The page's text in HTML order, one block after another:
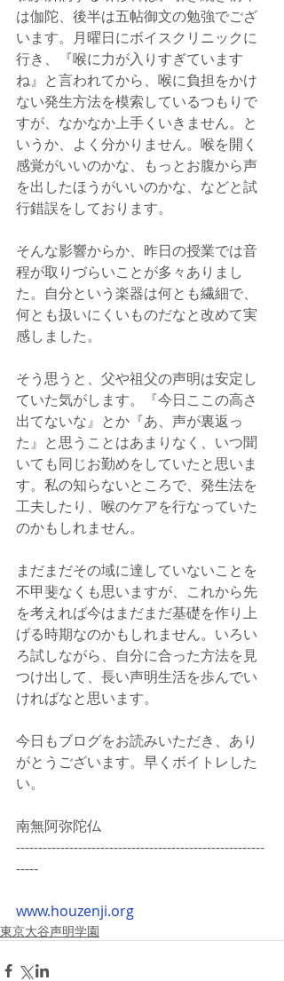
は伽陀、後半は五帖御文の勉強でござ
います。月曜日にボイスクリニックに
行き、『喉に力が入りすぎています
ね』と言われてから、喉に負担をかけ
ない発生方法を模索しているつもりで
すが、なかなか上手くいきません。と
いうか、よく分かりません。喉を開く
感覚がいいのかな、もっとお腹から声
を出したほうがいいのかな、などと試
行錯誤をしております。
そんな影響からか、昨日の授業では音
程が取りづらいことが多々ありまし
た。自分という楽器は何とも繊細で、
何とも扱いにくいものだなと改めて実
感しました。
そう思うと、父や祖父の声明は安定し
ていた気がします。『今日ここの高さ
出てないな』とか『あ、声が裏返っ
た』と思うことはあまりなく、いつ聞
いても同じお勤めをしていたと思いま
す。私の知らないところで、発生法を
工夫したり、喉のケアを行なっていた
のかもしれません。
まだまだその域に達していないことを
不甲斐なくも思いますが、これから先
を考えれば今はまだまだ基礎を作り上
げる時期なのかもしれません。いろい
ろ試しながら、自分に合った方法を見
つけ出して、長い声明生活を歩んでい
ければなと思います。
今日もブログをお読みいただき、あり
がとうございます。早くボイトレした
い。
南無阿弥陀仏
--------------------------------------------------------
-----
www.houzenji.org
東京大谷声明学園